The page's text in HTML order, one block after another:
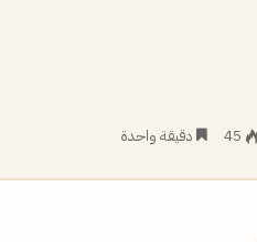
45 دقيقة واحدة